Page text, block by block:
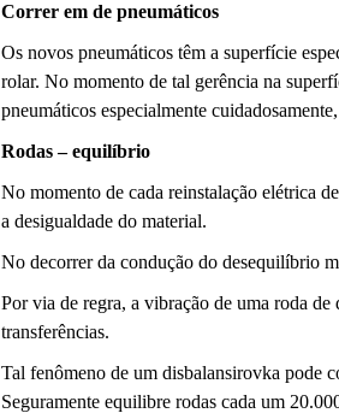
Correr em de pneumáticos
Os novos pneumáticos têm a superfície
rolar. No momento de tal gerência na
pneumáticos especialmente
Rodas – equilíbrio
No momento de cada reinstalação elétrica
a desigualdade do material.
No decorrer da condução do desequilíbrio
Por via de regra, a vibração de uma roda de
transferências.
Tal fenômeno de um disbalansirovka pode
Seguramente equilibre rodas cada um